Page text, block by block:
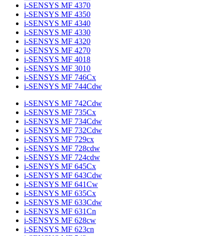
i-SENSYS MF 4370
i-SENSYS MF 4350
i-SENSYS MF 4340
i-SENSYS MF 4330
i-SENSYS MF 4320
i-SENSYS MF 4270
i-SENSYS MF 4018
i-SENSYS MF 3010
i-SENSYS MF 746Cx
i-SENSYS MF 744Cdw
i-SENSYS MF 742Cdw
i-SENSYS MF 735Cx
i-SENSYS MF 734Cdw
i-SENSYS MF 732Cdw
i-SENSYS MF 729cx
i-SENSYS MF 728cdw
i-SENSYS MF 724cdw
i-SENSYS MF 645Cx
i-SENSYS MF 643Cdw
i-SENSYS MF 641Cw
i-SENSYS MF 635Cx
i-SENSYS MF 633Cdw
i-SENSYS MF 631Cn
i-SENSYS MF 628cw
i-SENSYS MF 623cn